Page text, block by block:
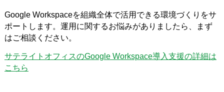
Google Workspaceを組織全体で活用できる環境づくりをサ
ポートします。運用に関するお悩みがありましたら、まず
はご相談ください。
サテライトオフィスのGoogle Workspace導入支援の詳細は
こちら